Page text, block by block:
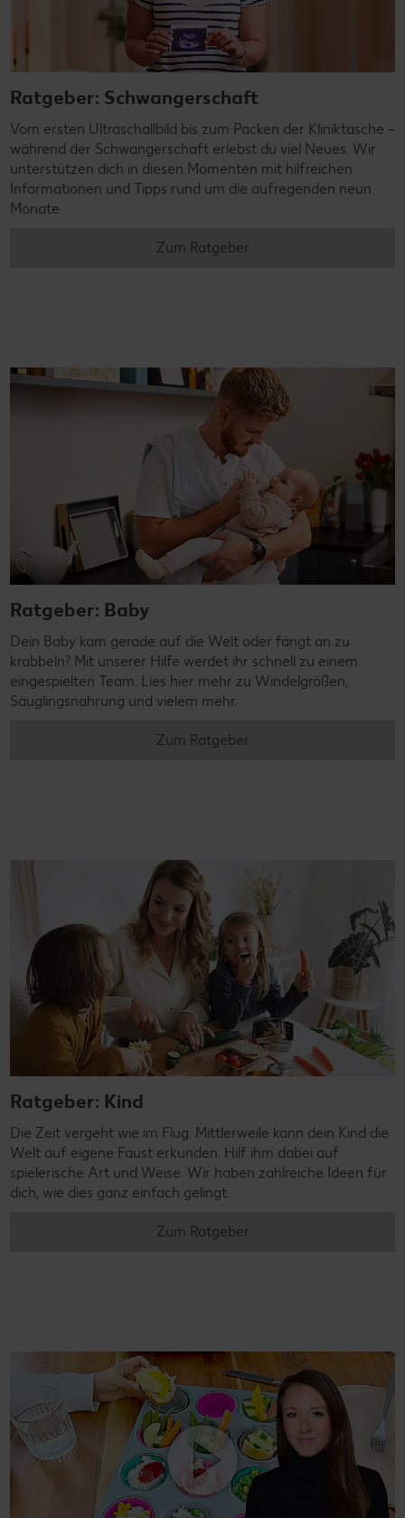
Ratgeber: Schwangerschaft
Vom ersten Ultraschallbild bis zum Packen der Kliniktasche –
während der Schwangerschaft erlebst du viel Neues. Wir
unterstützen dich in diesen Momenten mit hilfreichen
Informationen und Tipps rund um die aufregenden neun
Monate.
Zum Ratgeber
Ratgeber: Baby
Dein Baby kam gerade auf die Welt oder fängt an zu
krabbeln? Mit unserer Hilfe werdet ihr schnell zu einem
eingespielten Team. Lies hier mehr zu Windelgrößen,
Säuglingsnahrung und vielem mehr.
Zum Ratgeber
Ratgeber: Kind
Die Zeit vergeht wie im Flug. Mittlerweile kann dein Kind die
Welt auf eigene Faust erkunden. Hilf ihm dabei auf
spielerische Art und Weise. Wir haben zahlreiche Ideen für
dich, wie dies ganz einfach gelingt.
Zum Ratgeber